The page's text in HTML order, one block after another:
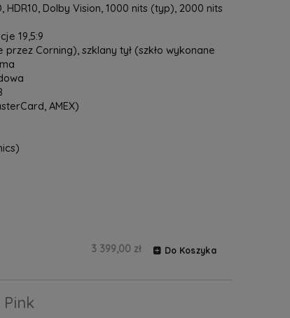
HDR10, Dolby Vision, 1000 nits (typ), 2000 nits
19,5:9
Corning), szklany tył (szkło wykonane
AMEX)
3 399,00 zł Do Koszyka
Pink